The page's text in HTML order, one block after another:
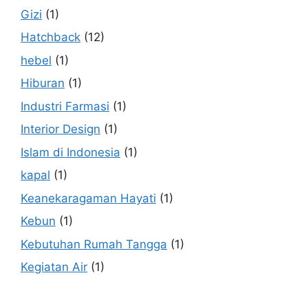
Gizi (1)
Hatchback (12)
hebel (1)
Hiburan (1)
Industri Farmasi (1)
Interior Design (1)
Islam di Indonesia (1)
kapal (1)
Keanekaragaman Hayati (1)
Kebun (1)
Kebutuhan Rumah Tangga (1)
Kegiatan Air (1)